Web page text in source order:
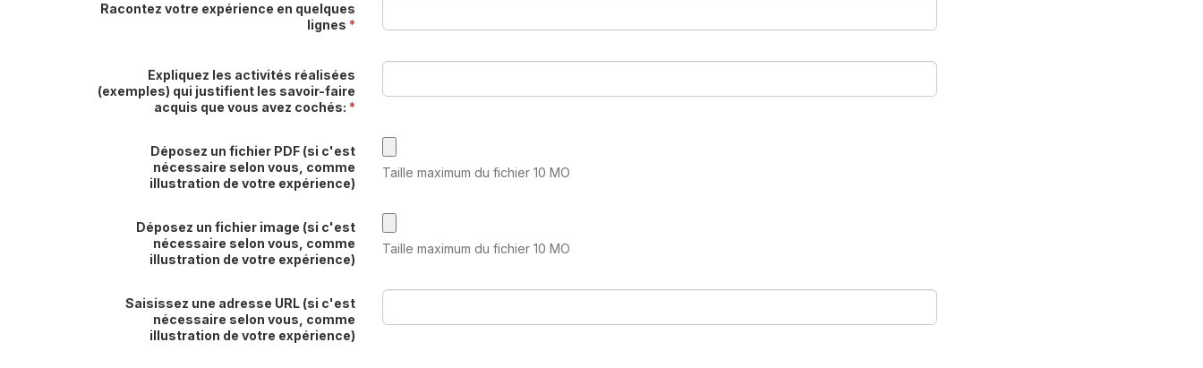
Racontez votre expérience en quelques
lignes *
Expliquez les activités réalisées
(exemples) qui justifient les savoir-faire
acquis que vous avez cochés: *
Déposez un fichier PDF (si c'est
nécessaire selon vous, comme
illustration de votre expérience)
Taille maximum du fichier 10 MO
Déposez un fichier image (si c'est
nécessaire selon vous, comme
illustration de votre expérience)
Taille maximum du fichier 10 MO
Saisissez une adresse URL (si c'est
nécessaire selon vous, comme
illustration de votre expérience)